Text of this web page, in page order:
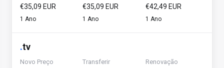
€35,09 EUR
1 Ano
€35,09 EUR
1 Ano
€42,49 EUR
1 Ano
.tv
Novo Preço Transferir Renovação